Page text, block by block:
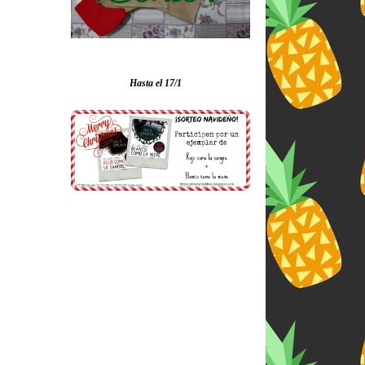
Hasta el 17/1